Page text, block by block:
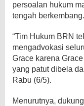
persoalan hukum
tengah berkembang.
“Tim Hukum BRN
mengadvokasi
Grace karena
yang patut dibela
Rabu (6/5).
Menurutnya,